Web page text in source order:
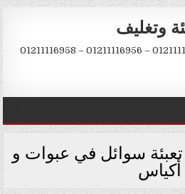
وتغليف
تعبئة سوائل في عبوات و
أكياس